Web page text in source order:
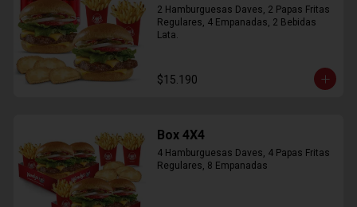
2 Hamburguesas Daves, 2 Papas Fritas
Regulares, 4 Empanadas, 2 Bebidas
Lata.
$15.190
Box 4X4
4 Hamburguesas Daves, 4 Papas Fritas
Regulares, 8 Empanadas